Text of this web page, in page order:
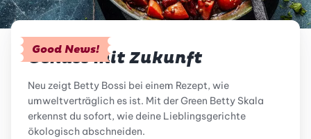
Good News!
Genuss mit Zukunft
Neu zeigt Betty Bossi bei einem Rezept, wie
umweltverträglich es ist. Mit der Green Betty Skala
erkennst du sofort, wie deine Lieblingsgerichte
ökologisch abschneiden.